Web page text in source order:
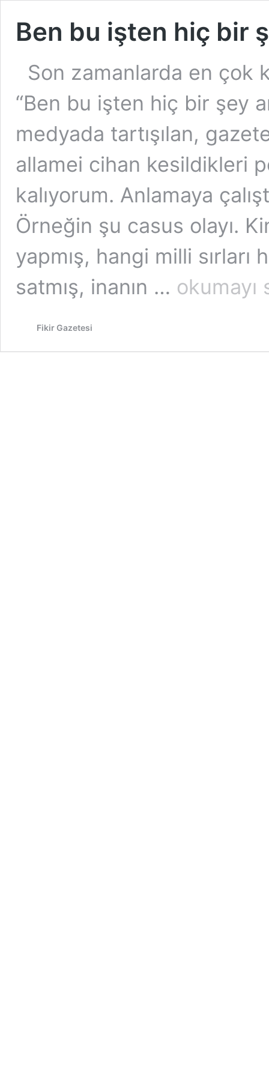
Ben bu işten hiç bir
Son zamanlarda en çok
“Ben bu işten hiç bir şey
medyada tartışılan,
allamei cihan kesildikleri
kalıyorum. Anlamaya
Örneğin şu casus olayı.
yapmış, hangi milli sırları
satmış, inanın …
Ben
bu
anlamadım
okumayı
Fikir Gazetesi